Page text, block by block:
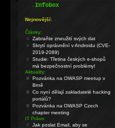
.Infobox
Nejnovější:
Články:
Zabraňte zneužití svých dat
Skrytí oprávnění v Androidu (CVE-
2019-2089)
Studie: Třetina českých e-shopů
má bezpečnostní problémy!
Aktuality:
Pozvánka na OWASP meetup v
Brně
Co nyní dělají zakladatelé hacking
portálů?
Pozvánka na OWASP Czech
chapter meeting
IT Právo:
Jak poslat Email, aby se